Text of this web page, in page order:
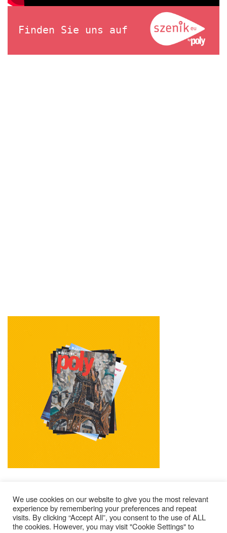
Finden Sie uns auf
Impressum Kontakt
Alle Ausgaben Lesen
We use cookies on our website to give you the most relevant
experience by remembering your preferences and repeat
visits. By clicking “Accept All”, you consent to the use of ALL
the cookies. However, you may visit "Cookie Settings" to